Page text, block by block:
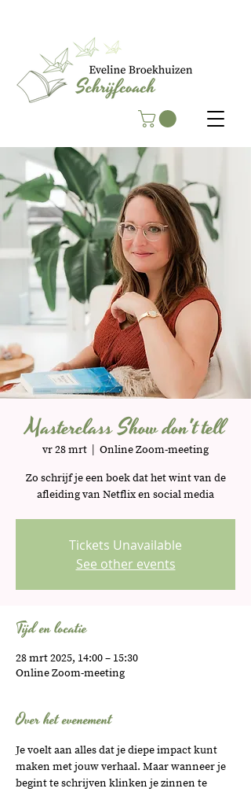
Masterclass Show don't tell
vr 28 mrt
Online Zoom-meeting
Zo schrijf je een boek dat het wint van de
afleiding van Netflix en social media
Tickets Unavailable
See other events
Tijd en locatie
28 mrt 2025, 14:00 – 15:30
Online Zoom-meeting
Over het evenement
Je voelt aan alles dat je diepe impact kunt
maken met jouw verhaal. Maar wanneer je
begint te schrijven klinken je zinnen te